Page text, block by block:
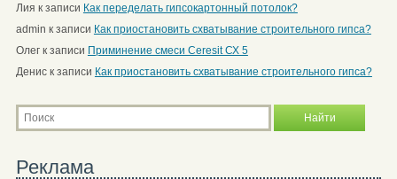
Лия к записи Как переделать гипсокартонный потолок?
admin к записи Как приостановить схватывание строительного гипса?
Олегк записи Приминение смеси Ceresit СХ 5
Дениск записи Как приостановить схватывание строительного гипса?
Реклама